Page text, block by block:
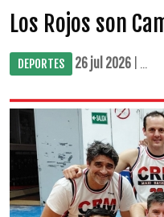
Los Rojos son
DEPORTES 26 jul 2026 | ...